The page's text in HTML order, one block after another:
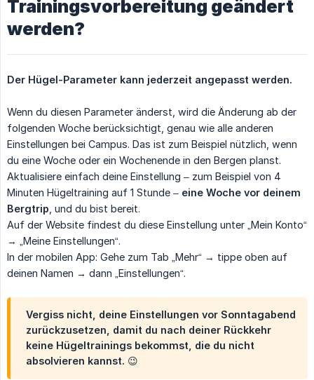
Trainingsvorbereitung geändert
werden?
Der Hügel-Parameter kann jederzeit angepasst werden.
Wenn du diesen Parameter änderst, wird die Änderung ab der
folgenden Woche berücksichtigt, genau wie alle anderen
Einstellungen bei Campus. Das ist zum Beispiel nützlich, wenn
du eine Woche oder ein Wochenende in den Bergen planst.
Aktualisiere einfach deine Einstellung – zum Beispiel von 4
Minuten Hügeltraining auf 1 Stunde – eine Woche vor deinem
Bergtrip , und du bist bereit.
Auf der Website findest du diese Einstellung unter „Mein Konto“
→ „Meine Einstellungen“.
In der mobilen App: Gehe zum Tab „Mehr“ → tippe oben auf
deinen Namen → dann „Einstellungen“.
Vergiss nicht, deine Einstellungen vor Sonntagabend
zurückzusetzen, damit du nach deiner Rückkehr
keine Hügeltrainings bekommst, die du nicht
absolvieren kannst. 😉